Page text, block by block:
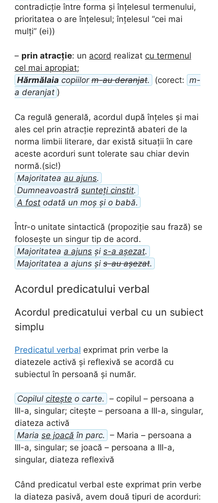
contradicție între forma și înțelesul termenului,
prioritatea o are înțelesul; înțelesul “cei mai
mulți” (ei))
– prin atracție: un acord realizat cu termenul
cel mai apropiat;
Hărmălaia copiilor m-au deranjat. (corect: m-
a deranjat )
Ca regulă generală, acordul după înțeles și mai
ales cel prin atracție reprezintă abateri de la
norma limbii literare, dar există situații în care
aceste acorduri sunt tolerate sau chiar devin
normă.(sic!)
Majoritatea au ajuns.
Dumneavoastră sunteți cinstit.
A fost odată un moș și o babă.
Într-o unitate sintactică (propoziție sau frază) se
folosește un singur tip de acord.
Majoritatea a ajuns și s-a așezat.
Majoritatea a ajuns și s-au așezat.
Acordul predicatului verbal
Acordul predicatului verbal cu un subiect
simplu
Predicatul verbal exprimat prin verbe la
diatezele activă și reflexivă se acordă cu
subiectul în persoană și număr.
Copilul citește o carte. – copilul – persoana a
III-a, singular; citește – persoana a III-a, singular,
diateza activă
Maria se joacă în parc. – Maria – persoana a
III-a, singular; se joacă – persoana a III-a,
singular, diateza reflexivă
Când predicatul verbal este exprimat prin verbe
la diateza pasivă, avem două tipuri de acorduri: